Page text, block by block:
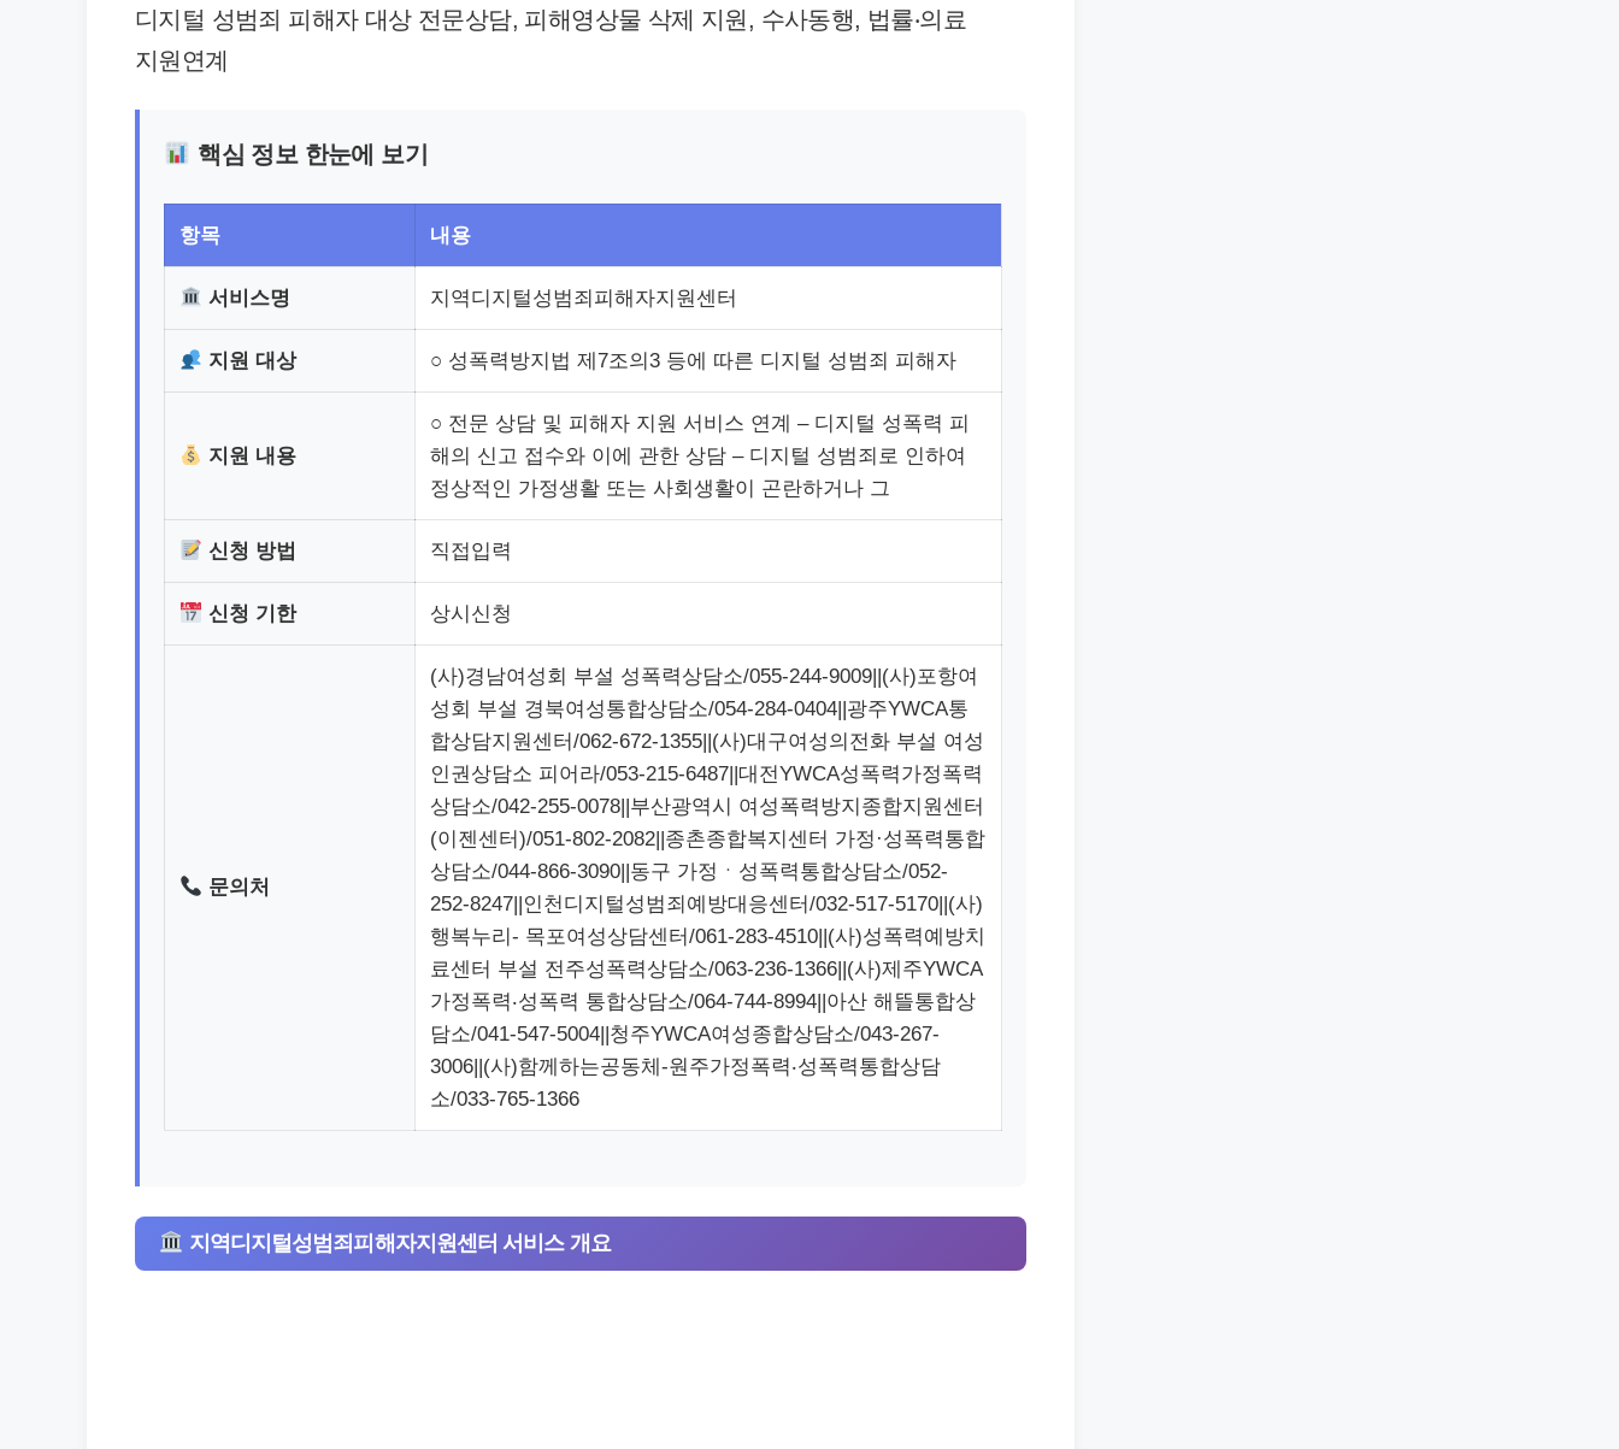
디지털 성범죄 피해자 대상 전문상담, 피해영상물 삭제 지원, 수사동행, 법률‧의료
지원연계
핵심 정보 한눈에 보기
항목 내용
서비스명 지역디지털성범죄피해자지원센터
지원 대상 ○ 성폭력방지법 제7조의3 등에 따른 디지털 성범죄 피해자
지원 내용
○ 전문 상담 및 피해자 지원 서비스 연계 – 디지털 성폭력 피
해의 신고 접수와 이에 관한 상담 – 디지털 성범죄로 인하여
정상적인 가정생활 또는 사회생활이 곤란하거나 그
신청 방법 직접입력
신청 기한 상시신청
문의처
(사)경남여성회 부설 성폭력상담소/055-244-9009||(사)포항여
성회 부설 경북여성통합상담소/054-284-0404||광주YWCA통
합상담지원센터/062-672-1355||(사)대구여성의전화 부설 여성
인권상담소 피어라/053-215-6487||대전YWCA성폭력가정폭력
상담소/042-255-0078||부산광역시 여성폭력방지종합지원센터
(이젠센터)/051-802-2082||종촌종합복지센터 가정·성폭력통합
상담소/044-866-3090||동구 가정ㆍ성폭력통합상담소/052-
252-8247||인천디지털성범죄예방대응센터/032-517-5170||(사)
행복누리- 목포여성상담센터/061-283-4510||(사)성폭력예방치
료센터 부설 전주성폭력상담소/063-236-1366||(사)제주YWCA
가정폭력‧성폭력 통합상담소/064-744-8994||아산 해뜰통합상
담소/041-547-5004||청주YWCA여성종합상담소/043-267-
3006||(사)함께하는공동체-원주가정폭력‧성폭력통합상담
소/033-765-1366
지역디지털성범죄피해자지원센터 서비스 개요